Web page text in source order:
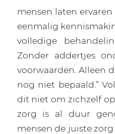
mensen laten
eenmalig
volledige
Zonder addertjes
voorwaarden. Alleen
nog niet bepaald.”
dit niet om zichzelf op
zorg is al duur
mensen de juiste